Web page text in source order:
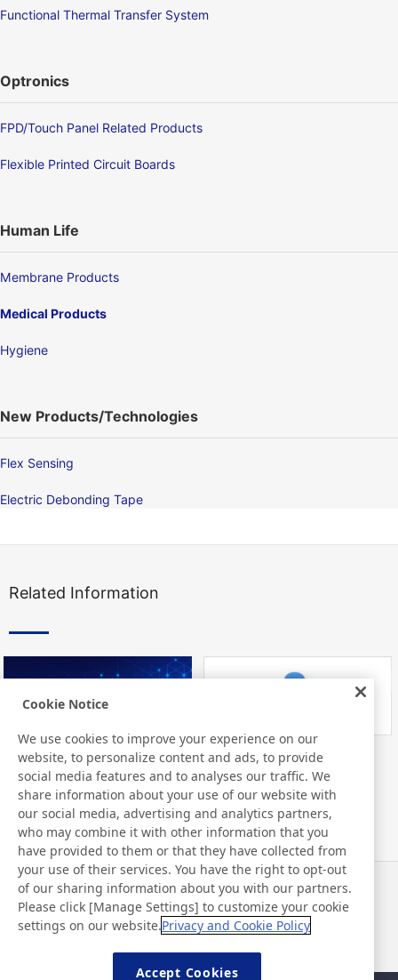
Functional Thermal Transfer System
Optronics
FPD/Touch Panel Related Products
Flexible Printed Circuit Boards
Human Life
Membrane Products
Medical Products
Hygiene
New Products/Technologies
Flex Sensing
Electric Debonding Tape
Related Information
Nitto Library FAQ about Products
Noticias
Contacto
Preguntas frecuentes
Cookie Notice
We use cookies to improve your experience on our
website, to personalize content and ads, to provide
social media features and to analyses our traffic. We
share information about your use of our website with
our social media, advertising and analytics partners,
who may combine it with other information that you
have provided to them or that they have collected from
your use of their services. You have the right to opt-out
of our sharing information about you with our partners.
Please click [Manage Settings] to customize your cookie
settings on our website.Privacy and Cookie Policy
Accept Cookies